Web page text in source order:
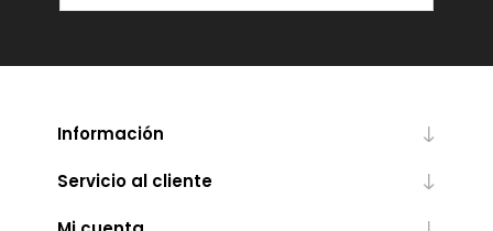
Información
Servicio al cliente